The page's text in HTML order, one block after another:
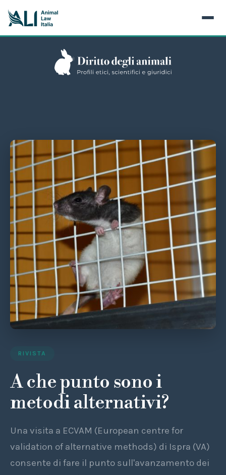
RIVISTA
A che punto sono i
metodi alternativi?
Una visita a ECVAM (European centre for
validation of alternative methods) di Ispra (VA)
consente di fare il punto sull'avanzamento dei